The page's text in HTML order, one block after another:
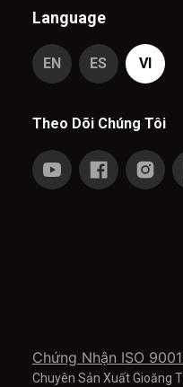
Chứng Nhận ISO
Chuyên Sản Xuất Gioăng
Language
EN ES VI
Theo Dõi Chúng Tôi